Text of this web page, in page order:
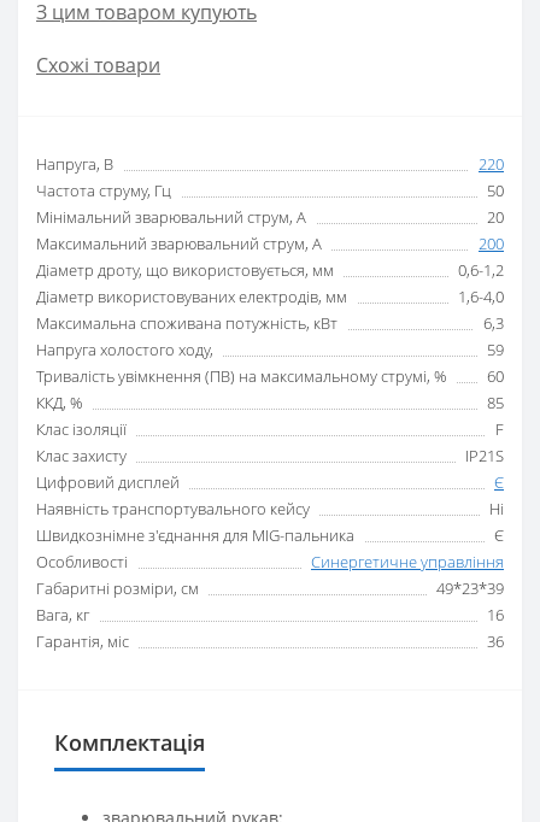
З цим товаром купують
Схожі товари
Напруга, В
220
Частота струму, Гц
50
Мінімальний зварювальний струм, А
20
Максимальний зварювальний струм, А
200
Діаметр дроту, що використовується, мм
0,6-1,2
Діаметр використовуваних електродів, мм
1,6-4,0
Максимальна споживана потужність, кВт
6,3
Напруга холостого ходу,
59
Тривалість увімкнення (ПВ) на максимальному струмі, %
60
ККД, %
85
Клас ізоляції
F
Клас захисту
IP21S
Цифровий дисплей
Є
Наявність транспортувального кейсу
Ні
Швидкознімне з'єднання для MIG-пальника
Є
Особливості
Синергетичне управління
Габаритні розміри, см
49*23*39
Вага, кг
16
Гарантія, міс
36
Комплектація
зварювальний рукав;